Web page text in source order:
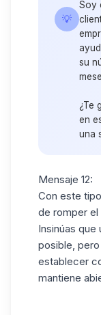
💡
Soy
su
¿Te
en
una
Mensaje 12:
Con este
de romper el
Insinúas
posible,
establecer
mantiene